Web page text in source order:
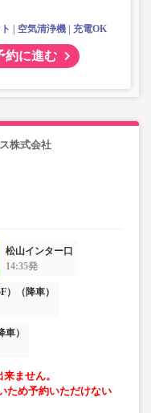
空気清浄機 充電OK
約に進む
株式会社
松山インター口
14:35発
）（降車）
）
ません。
ため予約いただけない